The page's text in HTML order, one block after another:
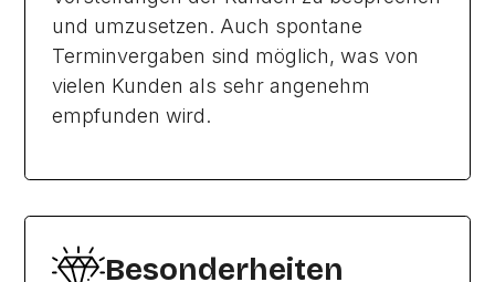
und umzusetzen. Auch spontane
Terminvergaben sind möglich, was von
vielen Kunden als sehr angenehm
empfunden wird.
Besonderheiten